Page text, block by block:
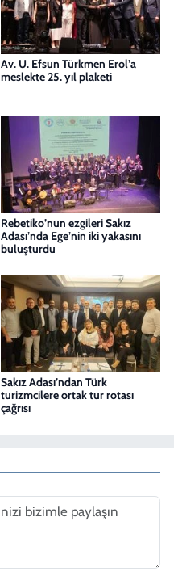
Av. U. Efsun Türkmen Erol’a
meslekte 25. yıl plaketi
Rebetiko’nun ezgileri Sakız
Adası’nda Ege’nin iki yakasını
buluşturdu
Sakız Adası’ndan Türk
turizmcilere ortak tur rotası
çağrısı